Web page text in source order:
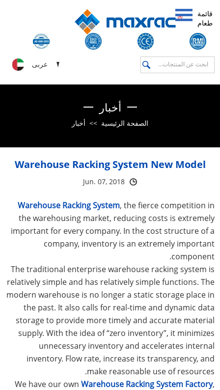
قائمة
طعام
عربى
أخبار
الصفحة الرئيسية >> أخبار
Warehouse Racking System New Model
Jun. 07, 2018
Warehouse Racking System, the fierce competition in
the warehousing market, reducing costs is extremely
important for every company. In the cost structure of a
company, inventory is an extremely important
component.
The traditional enterprise warehouse racking system is
relatively simple and has relatively simple functions. The
modern warehouse is no longer a static storage place in
the past. It also calls for real-time and dynamic data
storage to provide more timely and accurate material
supply. With the idea of “zero inventory”, it minimizes
unnecessary inventory and accelerates internal
inventory. Flow rate, increase its transparency, and
make reasonable use of resources.
We have our own Warehouse Racking System Factory,